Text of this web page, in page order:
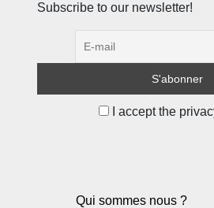
Subscribe to our newsletter!
I accept the
Qui sommes nous ?